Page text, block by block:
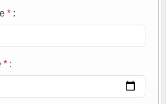
* :
* :